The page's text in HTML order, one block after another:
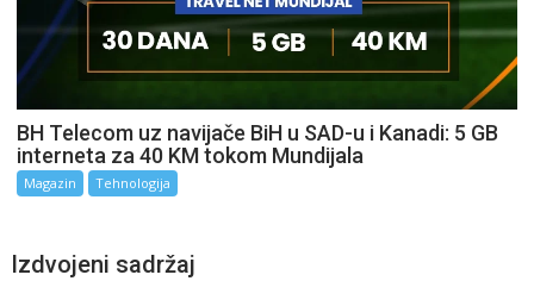
BH Telecom uz navijače BiH u SAD-u i Kanadi: 5 GB
interneta za 40 KM tokom Mundijala
Magazin Tehnologija
Izdvojeni sadržaj